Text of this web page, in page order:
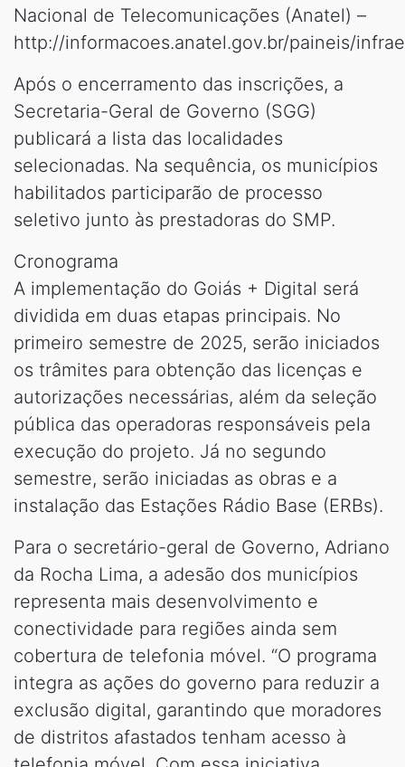
Nacional de Telecomunicações (Anatel) –
http://informacoes.anatel.gov.br/paineis/
Após o encerramento das inscrições, a
Secretaria-Geral de Governo (SGG)
publicará a lista das localidades
selecionadas. Na sequência, os municípios
habilitados participarão de processo
seletivo junto às prestadoras do SMP.
Cronograma
A implementação do Goiás + Digital será
dividida em duas etapas principais. No
primeiro semestre de 2025, serão iniciados
os trâmites para obtenção das licenças e
autorizações necessárias, além da seleção
pública das operadoras responsáveis pela
execução do projeto. Já no segundo
semestre, serão iniciadas as obras e a
instalação das Estações Rádio Base (ERBs).
Para o secretário-geral de Governo, Adriano
da Rocha Lima, a adesão dos municípios
representa mais desenvolvimento e
conectividade para regiões ainda sem
cobertura de telefonia móvel. “O programa
integra as ações do governo para reduzir a
exclusão digital, garantindo que moradores
de distritos afastados tenham acesso à